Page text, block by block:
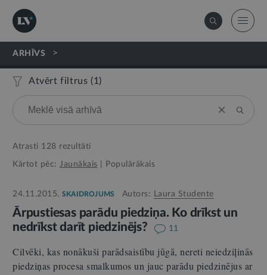
ARHĪVS >
Atvērt filtrus (1 )
Atrasti 128 rezultāti
Kārtot pēc: Jaunākais Populārākais
24.11.2015. SKAIDROJUMS Autors: Laura Studente
Ārpustiesas parādu piedziņa. Ko drīkst un
nedrīkst darīt piedzinējs?
11
Cilvēki, kas nonākuši parādsaistību jūgā, nereti neiedziļinās
piedziņas procesa smalkumos un jauc parādu piedzinējus ar